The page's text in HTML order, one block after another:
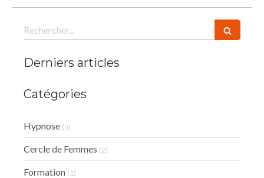
Rechercher
Derniers articles
Catégories
Hypnose (5)
Cercle de Femmes (2)
Formation (1)